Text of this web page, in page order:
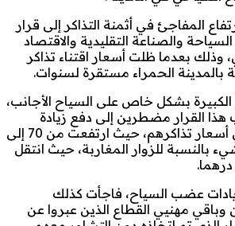
المفاجئ في أثمنة التذاكر إلى قرار
والصناعة التقليدية والاقتصاد
وذلك بعدما ظلت أسعار اقتناء تذاكر
بالمدينة الحمراء مستقرة لسنوات.
الكبيرة بشكل خاص على السياح الأجانب،
القرار مضطرين إلى دفع زيادة
بنسبة 30٪ تقريبا في أسعار تذاكرهم، حيث ارتفعت من 70 إلى
بالنسبة للزوار المغاربة، حيث انتقل
عضب السياح، فاجأت كذلك
وباقي مهنيي القطاع الذين عبروا عن